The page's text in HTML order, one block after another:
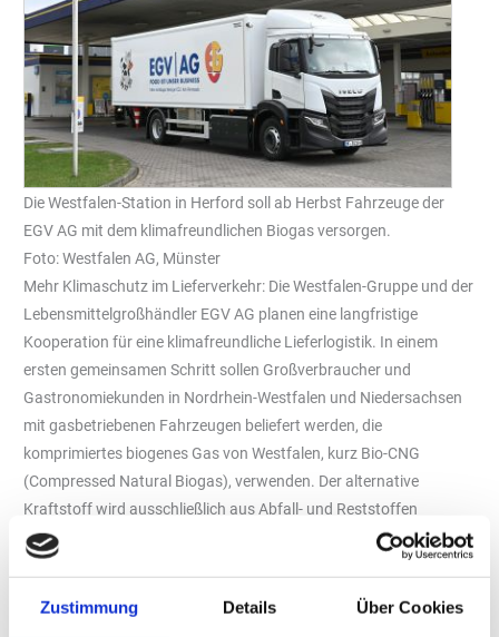
Zustimmung Details Über Cookies
Die Westfalen-Station in Herford soll ab Herbst Fahrzeuge der
EGV AG mit dem klimafreundlichen Biogas versorgen.
Foto: Westfalen AG, Münster
Mehr Klimaschutz im Lieferverkehr: Die Westfalen-Gruppe und der
Lebensmittelgroßhändler EGV AG planen eine langfristige
Kooperation für eine klimafreundliche Lieferlogistik. In einem
ersten gemeinsamen Schritt sollen Großverbraucher und
Gastronomiekunden in Nordrhein-Westfalen und Niedersachsen
mit gasbetriebenen Fahrzeugen beliefert werden, die
komprimiertes biogenes Gas von Westfalen, kurz Bio-CNG
(Compressed Natural Biogas), verwenden. Der alternative
Kraftstoff wird ausschließlich aus Abfall- und Reststoffen
gewonnen und kann die CO2-Emissionen im Regional- und
Verteilerverkehr im Vergleich zu Diesel um bis zu 100 Prozent
mittelschwere Nutzfahrzeugflotten im Nahverkehr sowie für